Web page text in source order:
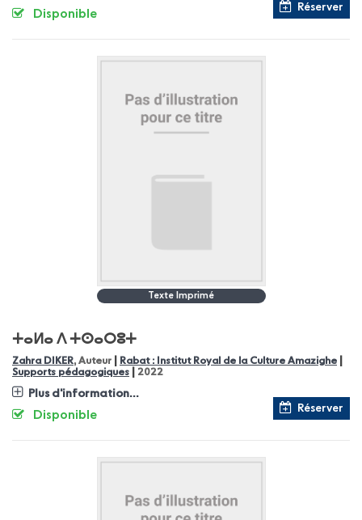
Réserver
Disponible
Texte Imprimé
ⵜⴰⵍⴰ ⴷ ⵜⵙⴰⵔⵓⵜ
Zahra DIKER, Auteur Rabat : Institut Royal de la Culture Amazighe
Supports pédagogiques 2022
Plus d'information...
Réserver
Disponible